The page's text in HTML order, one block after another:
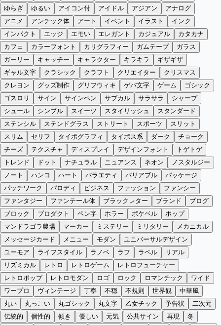
ゆらぎ
ゆるい アイコン付 アイドル アジアン
アナログ
アニメ
アンチック体 アート イベント イラスト
インク
インパクト
エッジ エモい エレガント カジュアル
カタカナ
カフェ
カラーフォント カリグラフィー ガムテープ
ガラス
ガーリー
キャッチー キャラクター キラキラ
ギザギザ
ギャル文字
クラシック クラフト クリエイター
クリスマス
クレヨン
グッズ制作 グリフウィキ ゲバ文字 ゲーム
ゴシック
ゴスロリ
サイン サインペン サブカル サラサラ
シャープ
シュール
シンプル スイーツ スタイリッシュ
スタンダード
ステンシル
ステンドグラス ストリート スポーツ
スリット
スリム
セリフ タイポグラフィ タイポス系 ダーク
チョーク
チーズ
テクスチャ ディスプレイ デザインフォント
トゲトゲ
トレンド
ドット ナチュラル ニュアンス ネオン
ノスタルジー
ノート
ハンコ ハート バラエティ バリアブル
パッケージ
パッチワーク
パロディ ビジネス ファッション
ファンシー
ファンタジー
ファンテール体 ブラックレター ブランド
ブログ
ブロック
プロダクト ペン字 ホラー ポケベル
ポップ
マンドラゴラ農場
マーカー ミステリー ミリタリー
メカニカル
メッセージカード
メニュー モダン
ユニバーサルデザイン
ユーモア
ライフスタイル ラノベ ラフ ラベル
リアル
リズミカル
レトロ レトロゲーム
レトロフューチャー
レトロポップ
レトロモダン ロゴ ロック ロマンチック
ワイド
ワープロ
ヴィンテージ 丁寧 不穏 不規則 世界観
中華風
丸い
丸っこい 丸ゴシック 丸文字 乙女チック 予告状
二次元
伝統的
個性的 傾き 優しい 元気 公共サイン 再現
冬